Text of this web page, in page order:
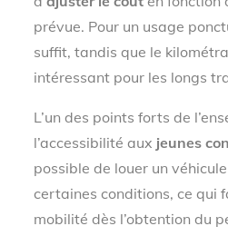
prévue. Pour un usage
suffit, tandis que le
intéressant pour les longs
L’un des points forts de
l’accessibilité aux jeunes
possible de louer un
certaines conditions, ce qui
mobilité dès l’obtention du